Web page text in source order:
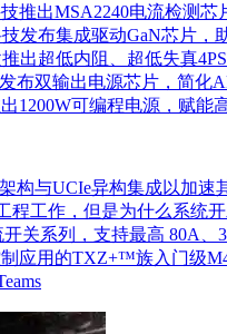
推出MSA2240电流检测
发布集成驱动GaN芯片，
出超低内阻、超低失真
布双输出电源芯片，简化
1200W可编程电源，赋能
构与UCIe异构集成以加速
程工作，但是为什么系统
关系列，支持最高 80A、
应用的TXZ+™族入门级